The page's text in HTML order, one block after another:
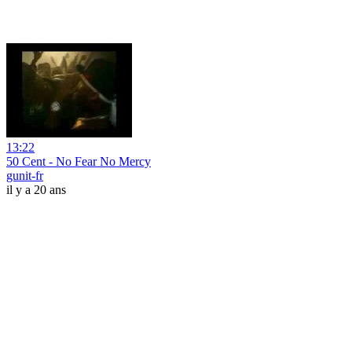
13:22
50 Cent - No Fear No Mercy
gunit-fr
il y a 20 ans